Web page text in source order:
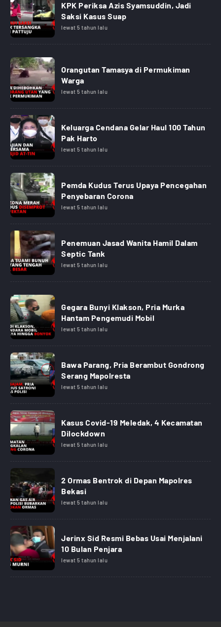
KPK Periksa Azis Syamsuddin, Jadi
Saksi Kasus Suap
lewat 5 tahun lalu
Orangutan Tamasya di Permukiman
Warga
lewat 5 tahun lalu
Keluarga Cendana Gelar Haul 100 Tahun
Pak Harto
lewat 5 tahun lalu
Pemda Kudus Terus Upaya Pencegahan
Penyebaran Corona
lewat 5 tahun lalu
Penemuan Jasad Wanita Hamil Dalam
Septic Tank
lewat 5 tahun lalu
Gegara Bunyi Klakson, Pria Murka
Hantam Pengemudi Mobil
lewat 5 tahun lalu
Bawa Parang, Pria Berambut Gondrong
Serang Mapolresta
lewat 5 tahun lalu
Kasus Covid-19 Meledak, 4 Kecamatan
Dilockdown
lewat 5 tahun lalu
2 Ormas Bentrok di Depan Mapolres
Bekasi
lewat 5 tahun lalu
Jerinx Sid Resmi Bebas Usai Menjalani
10 Bulan Penjara
lewat 5 tahun lalu